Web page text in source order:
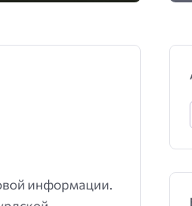
информации.